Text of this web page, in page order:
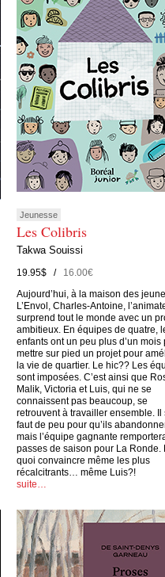
Jeunesse
Les Colibris
Takwa Souissi
19.95$ /16.00€
Aujourd’hui, à la maison des
L’Envol, Charles-Antoine,
surprend tout le monde avec un
ambitieux. En équipes de quatre,
enfants ont un peu plus d’un mois
mettre sur pied un projet pour
la vie de quartier. Le hic?? Les
sont imposées. C’est ainsi que
Malik, Victoria et Luis, qui ne se
connaissent pas beaucoup, se
retrouvent à travailler ensemble. Il
faut de peu pour qu’ils
mais l’équipe gagnante
passes de saison pour La Ronde.
quoi convaincre même les plus
récalcitrants… même Luis?!
suite…